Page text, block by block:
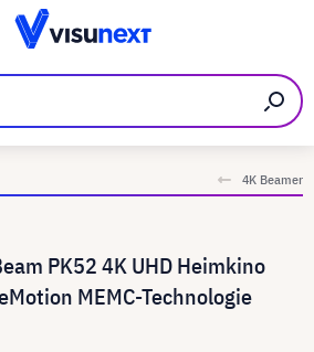
4K Beamer
PK52 4K UHD Heimkino
MEMC-Technologie